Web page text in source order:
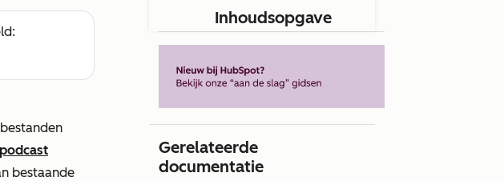
bestaande
Inhoudsopgave
Gerelateerde
documentatie